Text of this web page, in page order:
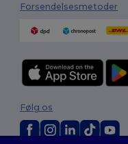
Forsendelsesmetoder
Følg os